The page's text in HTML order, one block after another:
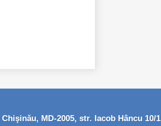
Chişinău, MD-2005, str. Iacob Hâncu 10/1